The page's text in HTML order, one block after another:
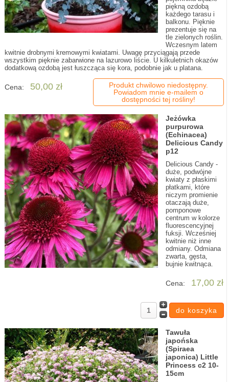
piękną ozdobą
każdego tarasu i
balkonu. Pięknie
prezentuje się na
tle zielonych roślin.
Wczesnym latem
kwitnie drobnymi kremowymi kwiatami. Uwagę przyciągają przede
wszystkim pięknie zabarwione na lazurowo liście. U kilkuletnich okazów
dodatkową ozdobą jest łuszcząca się kora, podobnie jak u platana.
Cena: 50,00 zł
Produkt chwilowo niedostępny.
Powiadom mnie e-mailem o
dostępności tej rośliny!
Jeżówka
purpurowa
(Echinacea)
Delicious Candy
p12
Delicious Candy -
duże, podwójne
kwiaty z płaskimi
płatkami, które
niczym promienie
otaczają duże,
pomponowe
centrum w kolorze
fluorescencyjnej
fuksji. Wcześniej
kwitnie niż inne
odmiany. Odmiana
zwarta, gęsta,
bujnie kwitnąca.
Cena: 17,00 zł
Tawuła
japońska
(Spiraea
japonica) Little
Princess c2 10-
15cm